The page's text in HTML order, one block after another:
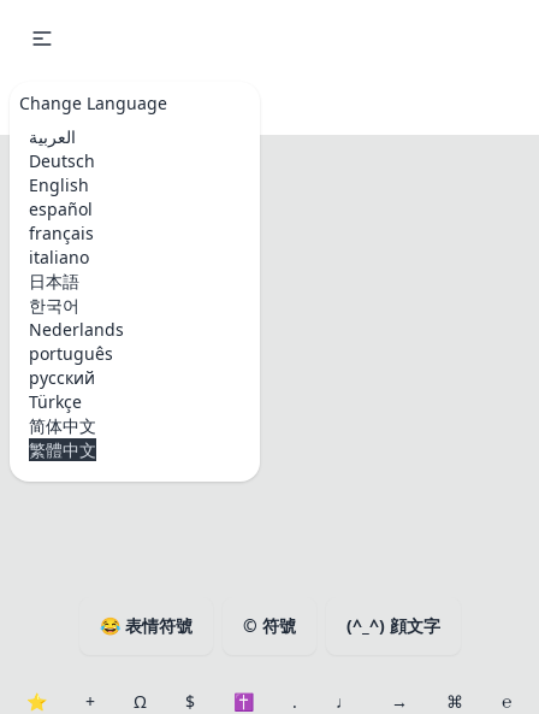
Change Language
العربية
Deutsch
English
español
français
italiano
日本語
한국어
Nederlands
português
русский
Türkçe
简体中文
繁體中文
Emoji & Symbols
😂 表情符號 © 符號 (^_^) 顔文字
⭐️ + Ω $ ✝ . ♩ → ⌘ ℮